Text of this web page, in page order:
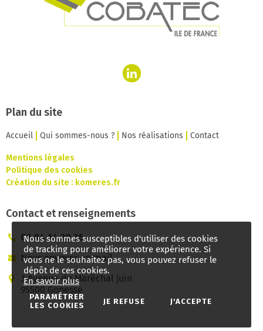
Nous sommes susceptibles d'utiliser des cookies
de tracking pour améliorer votre expérience. Si
vous ne le souhaitez pas, vous pouvez refuser le
dépôt de ces cookies.
En savoir plus
PARAMÉTRER
LES COOKIES
JE REFUSE J'ACCEPTE
Plan du site
Accueil Qui sommes-nous ? Nos réalisations Contact
Mentions légales
Politique des cookies
Création du site : komeres.fr
Contact et renseignements
01 84 14 20 26
Nous envoyer un mail
3 Avenue du Maréchal juin
95500 Gonesse